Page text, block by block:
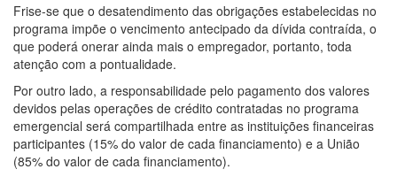
Frise-se que o desatendimento das obrigações estabelecidas no
programa impõe o vencimento antecipado da dívida contraída, o
que poderá onerar ainda mais o empregador, portanto, toda
atenção com a pontualidade.
Por outro lado, a responsabilidade pelo pagamento dos valores
devidos pelas operações de crédito contratadas no programa
emergencial será compartilhada entre as instituições financeiras
participantes (15% do valor de cada financiamento) e a União
(85% do valor de cada financiamento).